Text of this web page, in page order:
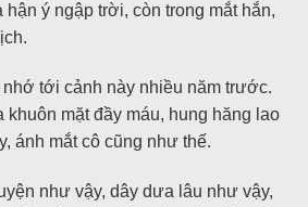
hận ý ngập trời, còn trong mắt hắn,
tới cảnh này nhiều năm trước.
khuôn mặt đầy máu, hung hăng lao
ánh mắt cô cũng như thế.
như vậy, dây dưa lâu như vậy,